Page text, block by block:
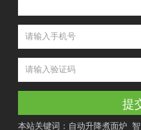
提
本站关键词： 自动升降煮面炉